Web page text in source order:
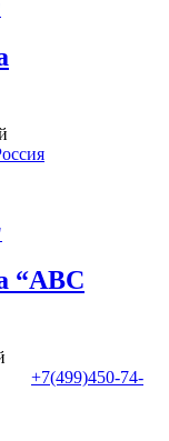
“ABC
+7(499)450-74-